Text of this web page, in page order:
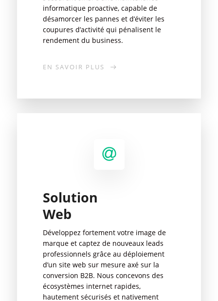
informatique proactive, capable de
désamorcer les pannes et d’éviter les
coupures d’activité qui pénalisent le
rendement du business.
EN SAVOIR PLUS
Solution
Web
Développez fortement votre image de
marque et captez de nouveaux leads
professionnels grâce au déploiement
d’un site web sur mesure axé sur la
conversion B2B. Nous concevons des
écosystèmes internet rapides,
hautement sécurisés et nativement